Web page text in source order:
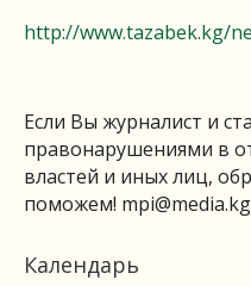
http://www.tazabek.kg/
Если Вы журналист и
правонарушениями в
властей и иных лиц,
поможем! mpi@media.kg
Календарь